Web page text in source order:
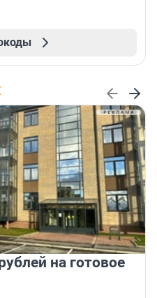
на готовое